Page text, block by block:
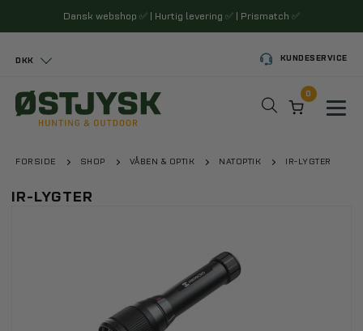
Dansk webshop ✅ | Hurtig levering ✅ | Prismatch ✅
DKK KUNDESERVICE
0
FORSIDE SHOP VÅBEN & OPTIK NATOPTIK IR-LYGTER
IR-LYGTER